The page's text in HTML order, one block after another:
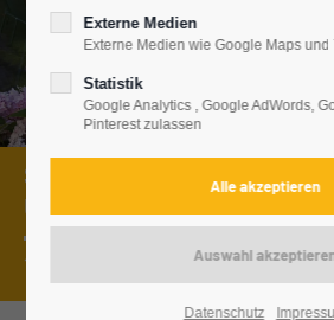
Schausonntag* am
Uhr*
16 Terrassenüberdachungen &
Externe Medien
Externe Medien wie Google Maps
Statistik
Google Analytics , Google AdWords,
Pinterest zulassen
Datenschutz